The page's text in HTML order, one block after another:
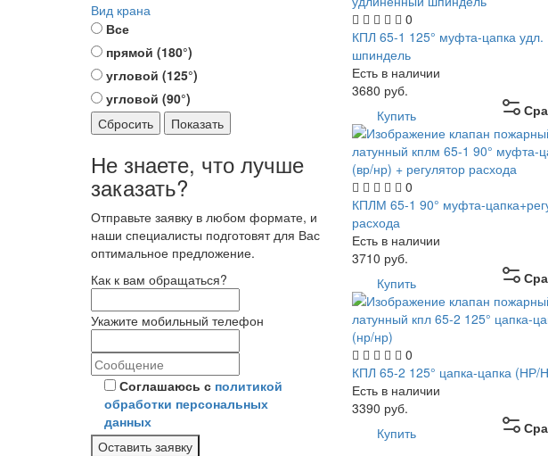
Вид крана
Все
прямой (180°)
угловой (125°)
угловой (90°)
Сбросить
Показать
Не знаете, что лучше
заказать?
Отправьте заявку в любом формате, и
наши специалисты подготовят для Вас
оптимальное предложение.
Как к вам обращаться?
Укажите мобильный телефон
Соглашаюсь с политикой
обработки персональных
данных
Оставить заявку
0
КПЛ 65-1 125° муфта-цапка удл.
шпиндель
Есть в наличии
3680 руб.
Купить
0
КПЛМ 65-1 90° муфта-
расхода
Есть в наличии
3710 руб.
Купить
0
КПЛ 65-2 125° цапка-цапка (НР/
Есть в наличии
3390 руб.
Купить